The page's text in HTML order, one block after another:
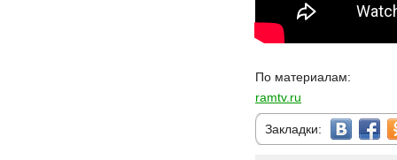
По материалам:
ramtv.ru
Закладки: